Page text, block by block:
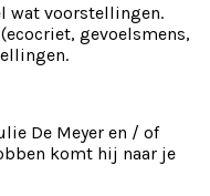
wat voorstellingen.
gevoelsmens,
De Meyer en / of
komt hij naar je